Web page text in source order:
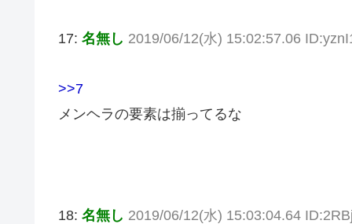
17: 名無し 2019/06/12(水) 15:02:57.06
>>7
メンヘラの要素は揃ってるな
18: 名無し 2019/06/12(水) 15:03:04.64